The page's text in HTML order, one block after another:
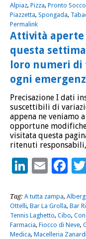
Alpiaz, Pizza, Pronto
Piazzetta, Spongada,
Permalink
Attività aperte
questa
loro numeri
ogni
Precisazione I dati
suscettibili di
appena ne veniamo
opportune
visitata questa
ritenuti
Tag: A tutta zampa,
Ottelli, Bar La Grolla, Bar
Tennis Laghetto, Cibo,
Farmacia, Fiocco di Neve,
Medica, Macelleria